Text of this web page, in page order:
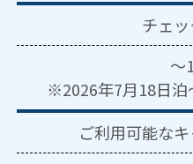
チェ
～
※2026年7月18日
ご利用可能な